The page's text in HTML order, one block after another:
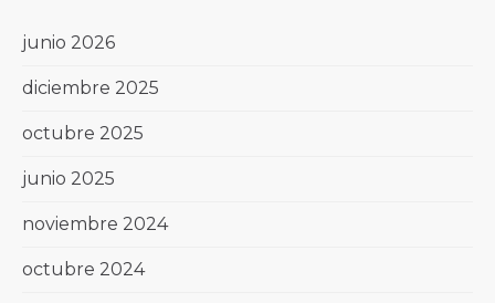
junio 2026
diciembre 2025
octubre 2025
junio 2025
noviembre 2024
octubre 2024